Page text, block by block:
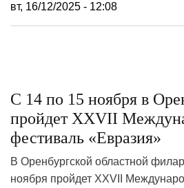
вт, 16/12/2025 - 12:08
С 14 по 15 ноября в
пройдет XXVII
фестиваль «Евразия»
В Оренбургской областной
ноября пройдет XXVII